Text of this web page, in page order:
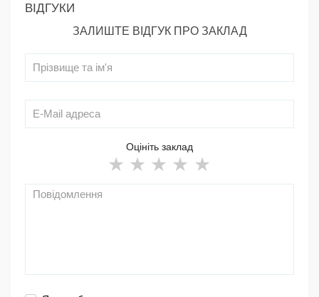
ВІДГУКИ
ЗАЛИШТЕ ВІДГУК ПРО ЗАКЛАД
Оцініть заклад